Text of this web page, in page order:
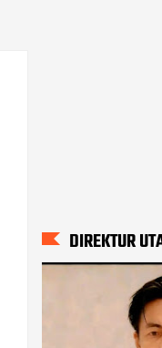
DIREKTUR